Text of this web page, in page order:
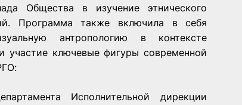
Общества в изучение этнического
Программа также включила в себя
антропологию в контексте
участие ключевые фигуры современной
Исполнительной дирекции